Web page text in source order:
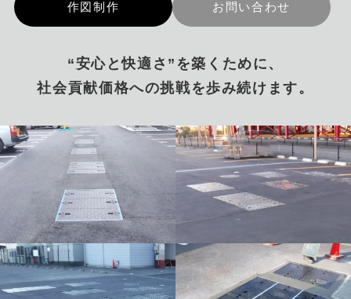
作図制作 お問い合わせ
“安心と快適さ”を築くために、
社会貢献価格への挑戦を歩み続けます。